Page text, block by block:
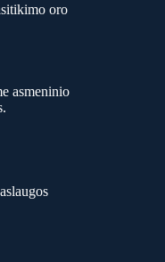
oro
asmeninio